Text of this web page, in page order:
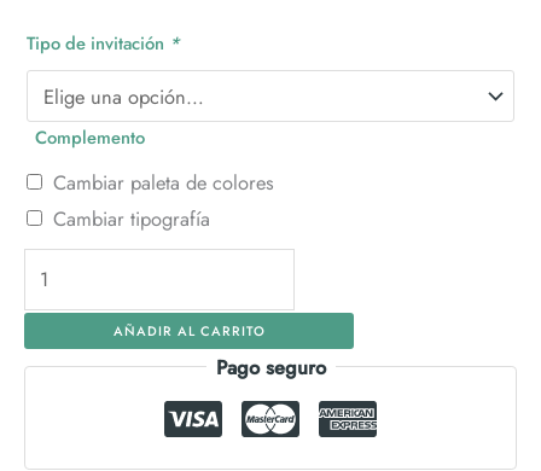
Tipo de invitación *
Complemento
Cambiar paleta de colores
Cambiar tipografía
Invitación
Digital
Graduación
Oro
AÑADIR AL CARRITO
Pago seguro